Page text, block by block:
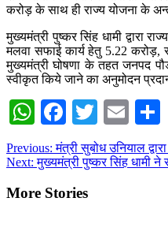
करोड़ के साथ ही राज्य योजना के
मुख्यमंत्री पुष्कर सिंह धामी द्वारा
मलवा सफाई कार्य हेतु 5.22 करोड़,
मुख्यमंत्री घोषणा के तहत जनपद
स्वीकृत किये जाने का अनुमोदन
WhatsApp
Facebook
Twitter
Post
navigation
Previous:मंत्री सुबोध उनियाल
Next:मुख्यमंत्री पुष्कर सिंह धामी ने
More Stories